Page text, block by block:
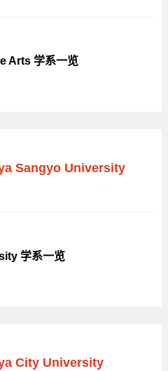
Arts 学系一览
Sangyo University
学系一览
City University